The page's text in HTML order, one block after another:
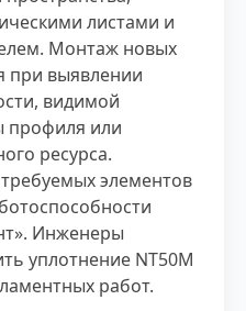
листами и
Монтаж новых
при выявлении
видимой
или
ресурса.
элементов
Инженеры
уплотнение NT50M
работ.